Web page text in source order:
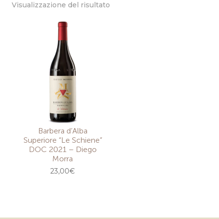
Visualizzazione del risultato
Barbera d’Alba
Superiore “Le Schiene”
DOC 2021 – Diego
Morra
23,00€